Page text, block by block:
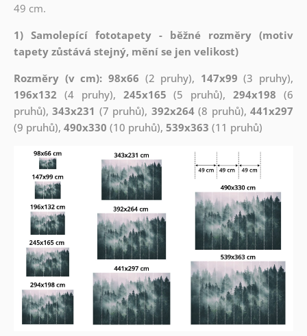
49 cm.
1) Samolepící fototapety - běžné rozměry (motiv
tapety zůstává stejný, mění se jen velikost)
Rozměry (v cm): 98x66 (2 pruhy), 147x99 (3 pruhy),
196x132 (4 pruhy), 245x165 (5 pruhů),294x198 (6
pruhů),343x231 (7 pruhů), 392x264(8 pruhů),441x297
(9 pruhů), 490x330 (10 pruhů), 539x363 (11 pruhů)